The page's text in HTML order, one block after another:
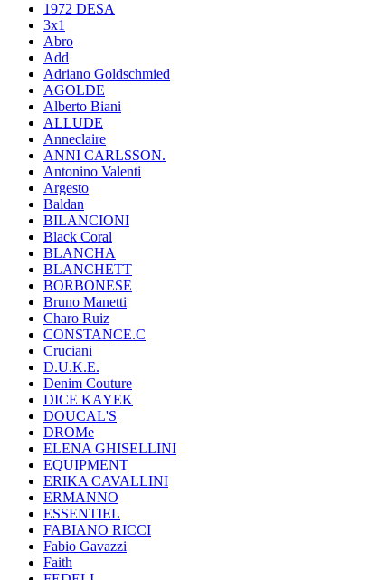
1972 DESA
3x1
Abro
Add
Adriano Goldschmied
AGOLDE
Alberto Biani
ALLUDE
Anneclaire
ANNI CARLSSON.
Antonino Valenti
Argesto
Baldan
BILANCIONI
Black Coral
BLANCHA
BLANCHETT
BORBONESE
Bruno Manetti
Charo Ruiz
CONSTANCE.C
Cruciani
D.U.K.E.
Denim Couture
DICE KAYEK
DOUCAL'S
DROMe
ELENA GHISELLINI
EQUIPMENT
ERIKA CAVALLINI
ERMANNO
ESSENTIEL
FABIANO RICCI
Fabio Gavazzi
Faith